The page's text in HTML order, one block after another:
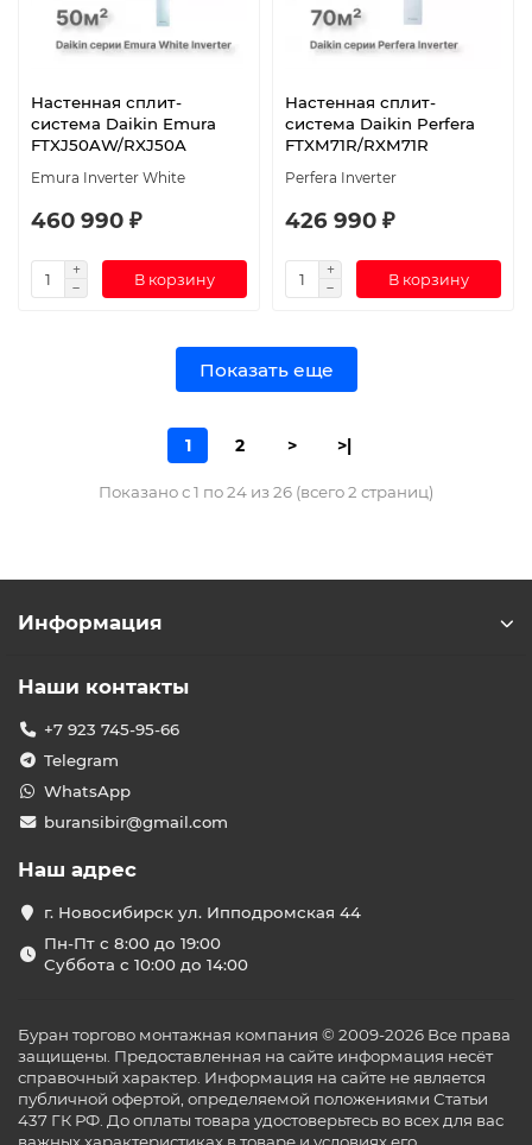
Настенная сплит-
система Daikin Emura
FTXJ50AW/RXJ50A
Emura Inverter White
460 990 ₽
В корзину
Настенная сплит-
система Daikin Perfera
FTXM71R/RXM71R
Perfera Inverter
426 990 ₽
В корзину
Показать еще
1 2 > >|
Показано с 1 по 24 из 26 (всего 2 страниц)
Информация
Наши контакты
+7 923 745-95-66
Telegram
WhatsApp
buransibir@gmail.com
Наш адрес
г. Новосибирск ул. Ипподромская 44
Пн-Пт с 8:00 до 19:00
Суббота с 10:00 до 14:00
Буран торгово монтажная компания © 2009-2026 Все права
защищены. Предоставленная на сайте информация несёт
справочный характер. Информация на сайте не является
публичной офертой, определяемой положениями Статьи
437 ГК РФ. До оплаты товара удостоверьтесь во всех для вас